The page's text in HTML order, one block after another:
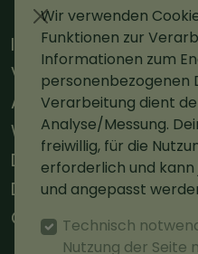
Wir verwenden
Funktionen zur
Informationen zum
personenbezogenen
Verarbeitung dient
Analyse/Messung.
freiwillig, für die
erforderlich und
und angepasst
Technisch
Nutzung der Seite
Impressum
Versand
AGBs
Widerruf
Datenschutz
Datenschutz Social
Cookie-Einstellungen